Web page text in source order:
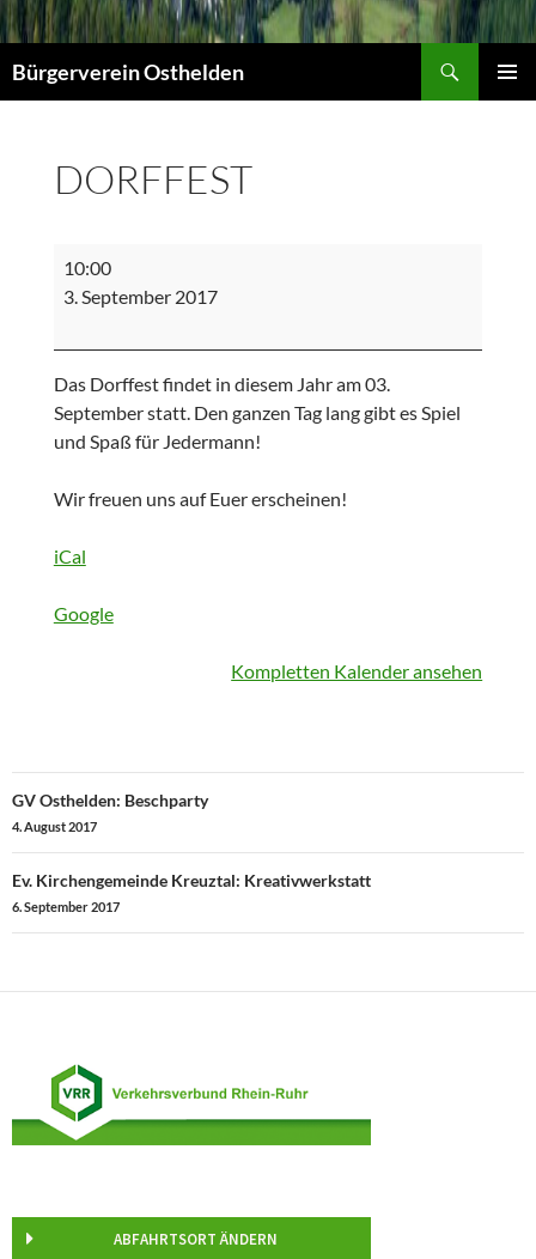
Bürgerverein Osthelden
DORFFEST
10:00
3. September 2017
Das Dorffest findet in diesem Jahr am 03.
September statt. Den ganzen Tag lang gibt es Spiel
und Spaß für Jedermann!
Wir freuen uns auf Euer erscheinen!
iCal
Google
Kompletten Kalender ansehen
Beitragsnavigation
GV Osthelden: Beschparty
4. August 2017
Ev. Kirchengemeinde Kreuztal: Kreativwerkstatt
6. September 2017